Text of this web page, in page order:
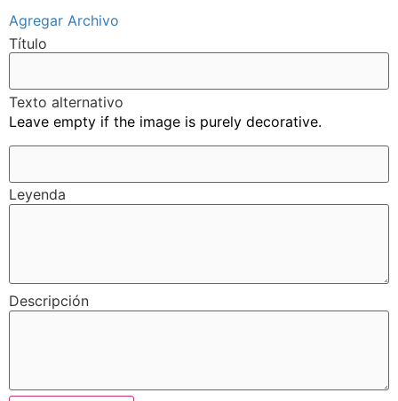
Agregar Archivo
Título
Texto alternativo
Leave empty if the image is purely decorative.
Leyenda
Descripción